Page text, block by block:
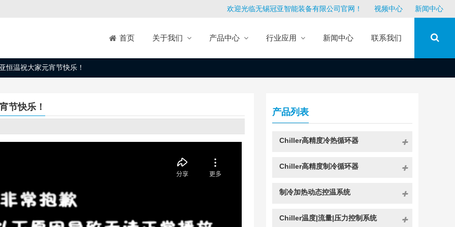
欢迎光临无锡冠亚智能装备有限公司官网！ 视频中心 新闻中心
首页 关于我们 产品中心 行业应用 新闻中心 联系我们
恒温祝大家元宵节快乐！
节快乐！ 产品列表
Chiller高精度冷热循环器
Chiller高精度制冷循环器
制冷加热动态控温系统
Chiller温度|流量|压力控制系统